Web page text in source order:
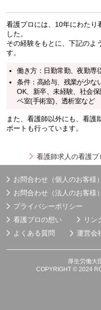
看護プロには、10年にわたり
した。
その経験をもとに、下記のよ
す。
働き方：日勤常勤、夜勤専
条件：高給与、残業が少な
OK、新卒、未経験、社会
ペ室(手術室)、透析室など
また、看護師以外にも、看護
ポートも行っています。
看護師求人の看護プ
お問合わせ（個人のお客様）
お問合わせ（法人のお客様）
プライバシーポリシー
看護プロの想い
リン
よくある質問
運営会
厚生労働大
COPYRIGHT © 2024